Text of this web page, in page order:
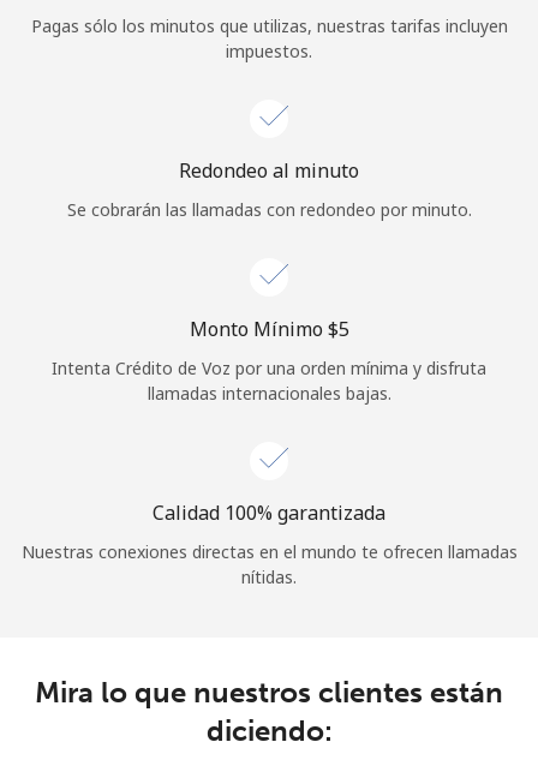
¿Olvidaste tu contraseña? →
Continuar con
Pagas sólo los minutos que utilizas, nuestras tarifas incluyen
impuestos.
Redondeo al minuto
Se cobrarán las llamadas con redondeo por minuto.
Monto Mínimo ⁦$5⁩
Intenta Crédito de Voz por una orden mínima y disfruta
llamadas internacionales bajas.
Calidad 100% garantizada
Nuestras conexiones directas en el mundo te ofrecen llamadas
nítidas.
Mira lo que nuestros clientes están
diciendo: